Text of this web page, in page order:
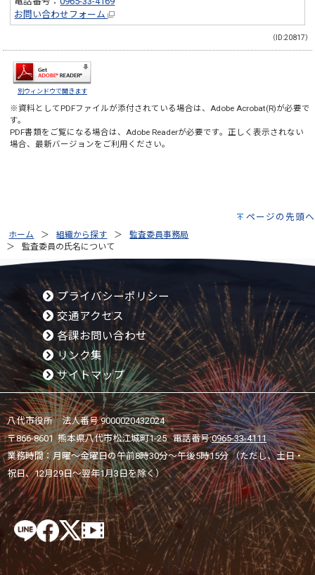
お問い合わせフォーム
（ID:20817）
別ウィンドウで開きます
※資料としてPDFファイルが添付されている場合は、 Adobe Acrobat(R)が必要で
す。
PDF書類をご覧になる場合は、 Adobe Readerが必要です。正しく表示されない
場合、最新バージョンをご利用ください。
ページの先頭へ
ホーム 組織から探す
監査委員事務局
監査委員の氏名について
プライバシーポリシー
交通アクセス
各課お問い合わせ
リンク集
サイトマップ
八代市役所 法人番号 9000020432024
〒866-8601 熊本県八代市松江城町1-25 電話番号:0965-33-4111
業務時間：月曜～金曜日の午前8時30分～午後5時15分 （ただし、土日・
祝日、12月29日～翌年1月3日を除く）